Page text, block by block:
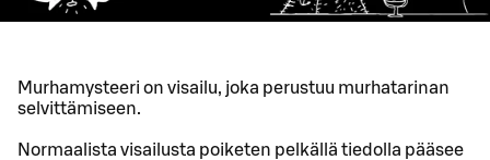
Murhamysteeri on visailu, joka perustuu murhatarinan
selvittämiseen.
Normaalista visailusta poiketen pelkällä tiedolla pääsee